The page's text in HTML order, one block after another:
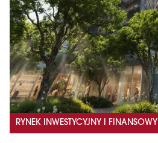
RYNEK INWESTYCYJNY I FINANSOWY